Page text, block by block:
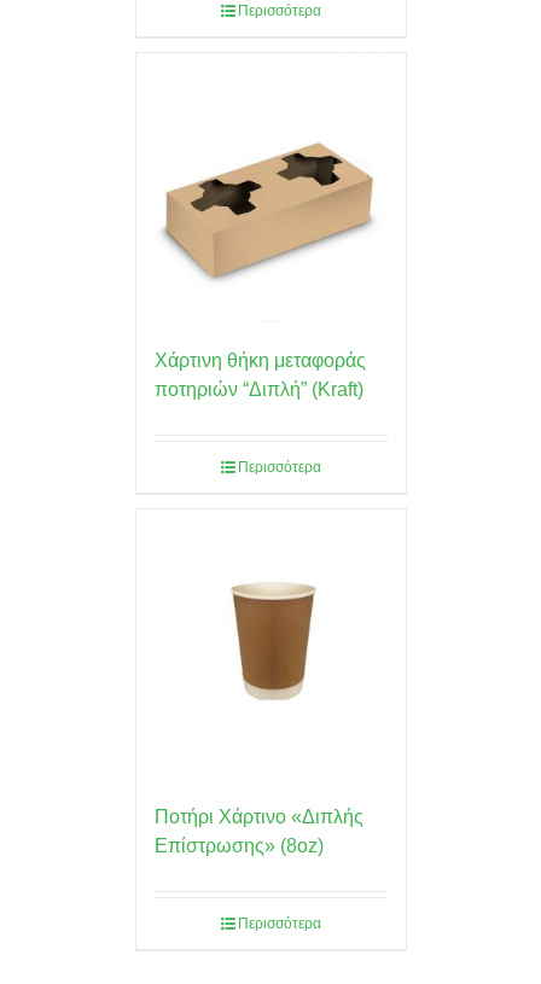
Περισσότερα
Χάρτινη θήκη μεταφοράς
ποτηριών “Διπλή” (Kraft)
Περισσότερα
Ποτήρι Χάρτινο «Διπλής
Επίστρωσης» (8oz)
Περισσότερα